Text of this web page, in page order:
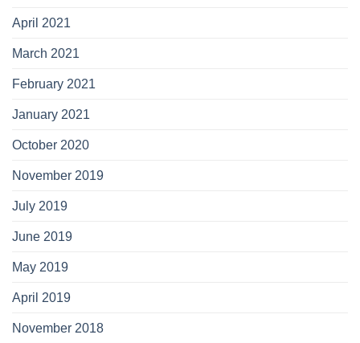
April 2021
March 2021
February 2021
January 2021
October 2020
November 2019
July 2019
June 2019
May 2019
April 2019
November 2018